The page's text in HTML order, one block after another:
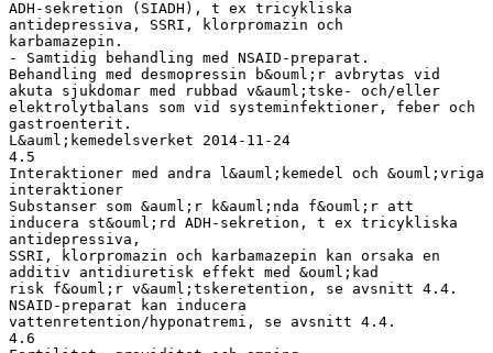
ADH-sekretion (SIADH), t ex tricykliska
antidepressiva, SSRI, klorpromazin och
karbamazepin.
- Samtidig behandling med NSAID-preparat.
Behandling med desmopressin b&ouml;r avbrytas vid
akuta sjukdomar med rubbad v&auml;tske- och/eller
elektrolytbalans som vid systeminfektioner, feber och
gastroenterit.
L&auml;kemedelsverket 2014-11-24
4.5
Interaktioner med andra l&auml;kemedel och &ouml;vriga
interaktioner
Substanser som &auml;r k&auml;nda f&ouml;r att
inducera st&ouml;rd ADH-sekretion, t ex tricykliska
antidepressiva,
SSRI, klorpromazin och karbamazepin kan orsaka en
additiv antidiuretisk effekt med &ouml;kad
risk f&ouml;r v&auml;tskeretention, se avsnitt 4.4.
NSAID-preparat kan inducera
vattenretention/hyponatremi, se avsnitt 4.4.
4.6